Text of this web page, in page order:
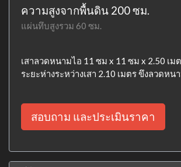
ความสูงจากพื้นดิน 200 ซม.
แผ่นทึบสูงรวม 60 ซม.
เสาลวดหนามไอ 11 ซม x 11 ซม x 2.50 เม
ระยะห่างระหว่างเสา 2.10 เมตร ขึงลวดหน
สอบถาม และประเมินราคา